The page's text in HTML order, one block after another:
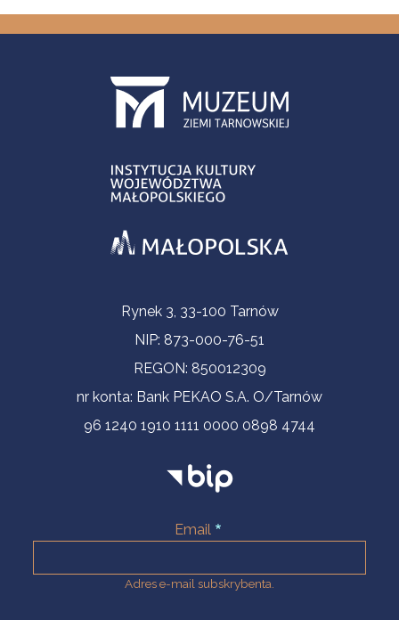
Informacje kontaktoweRynek 3, 33-100 Tarnów
NIP: 873-000-76-51
REGON: 850012309
nr konta: Bank PEKAO S.A. O/Tarnów
96 1240 1910 1111 0000 0898 4744
Email
Adres e-mail subskrybenta.